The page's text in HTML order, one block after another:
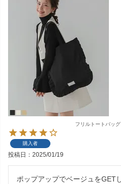
フリルトートバッグ
購入者
投稿日 2025/01/19
ポップアップでベージュをGET